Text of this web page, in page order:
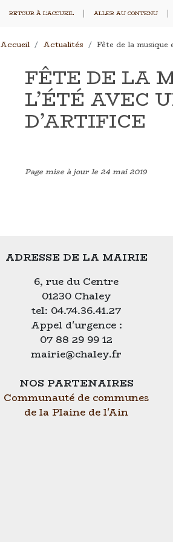
RETOUR À L'ACCUEIL ALLER AU CONTENU
Accueil Actualités Fête de la musique
FÊTE DE LA
L’ÉTÉ AVEC
D’ARTIFICE
Page mise à jour le 24 mai 2019
ADRESSE DE LA MAIRIE
6, rue du Centre
01230 Chaley
tel: 04.74.36.41.27
Appel d'urgence :
07 88 29 99 12
mairie@chaley.fr
NOS PARTENAIRES
Communauté de communes
de la Plaine de l'Ain